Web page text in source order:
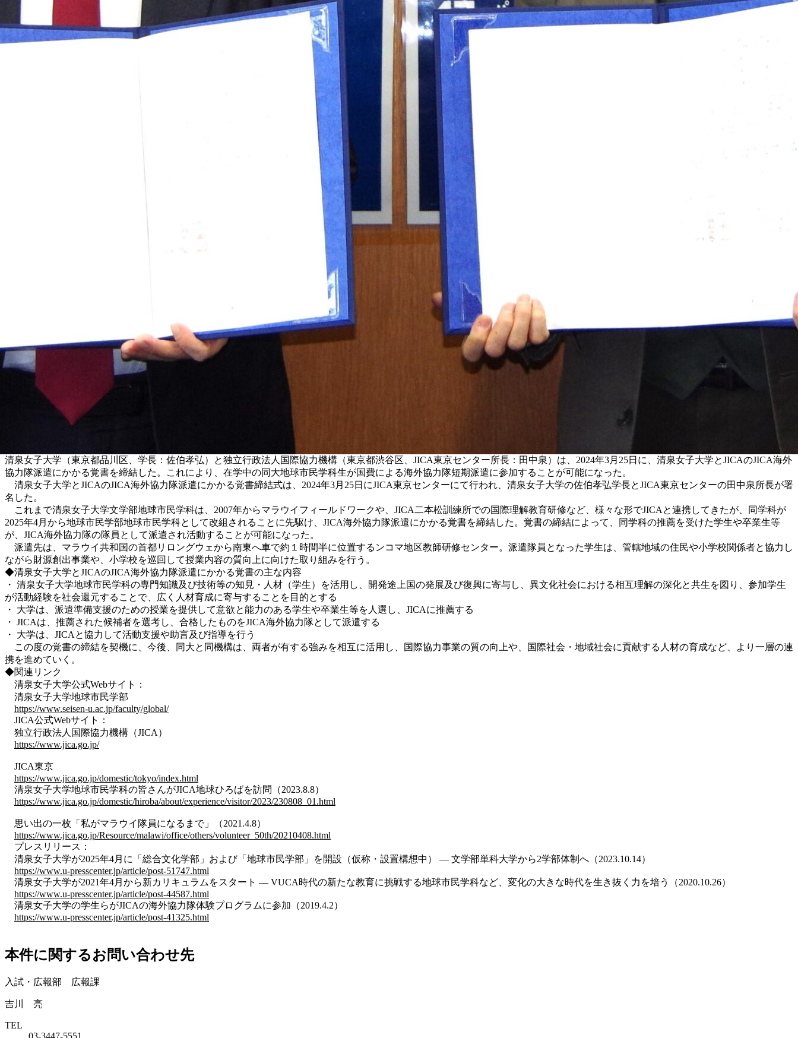
清泉女子大学（東京都品川区、学長：佐伯孝弘）と独立行政法人国際協力機構（東京都渋谷区、JICA東京センター所長：田中泉）は、2024年3月25日に、清泉女子大学とJICAのJICA海外
協力隊派遣にかかる覚書を締結した。これにより、在学中の同大地球市民学科生が国費による海外協力隊短期派遣に参加することが可能になった。
清泉女子大学とJICAのJICA海外協力隊派遣にかかる覚書締結式は、2024年3月25日にJICA東京センターにて行われ、清泉女子大学の佐伯孝弘学長とJICA東京センターの田中泉所長が署
名した。
これまで清泉女子大学文学部地球市民学科は、2007年からマラウイフィールドワークや、JICA二本松訓練所での国際理解教育研修など、様々な形でJICAと連携してきたが、同学科が
2025年4月から地球市民学部地球市民学科として改組されることに先駆け、JICA海外協力隊派遣にかかる覚書を締結した。覚書の締結によって、同学科の推薦を受けた学生や卒業生等
が、JICA海外協力隊の隊員として派遣され活動することが可能になった。
派遣先は、マラウイ共和国の首都リロングウェから南東へ車で約１時間半に位置するンコマ地区教師研修センター。派遣隊員となった学生は、管轄地域の住民や小学校関係者と協力し
ながら財源創出事業や、小学校を巡回して授業内容の質向上に向けた取り組みを行う。
◆清泉女子大学とJICAのJICA海外協力隊派遣にかかる覚書の主な内容
・ 清泉女子大学地球市民学科の専門知識及び技術等の知見・人材（学生）を活用し、開発途上国の発展及び復興に寄与し、異文化社会における相互理解の深化と共生を図り、参加学生
が活動経験を社会還元することで、広く人材育成に寄与することを目的とする
・ 大学は、派遣準備支援のための授業を提供して意欲と能力のある学生や卒業生等を人選し、JICAに推薦する
・ JICAは、推薦された候補者を選考し、合格したものをJICA海外協力隊として派遣する
・ 大学は、JICAと協力して活動支援や助言及び指導を行う
この度の覚書の締結を契機に、今後、同大と同機構は、両者が有する強みを相互に活用し、国際協力事業の質の向上や、国際社会・地域社会に貢献する人材の育成など、より一層の連
携を進めていく。
◆関連リンク
清泉女子大学公式Webサイト：
清泉女子大学地球市民学部
https://www.seisen-u.ac.jp/faculty/global/
JICA公式Webサイト：
独立行政法人国際協力機構（JICA）
https://www.jica.go.jp/
JICA東京
https://www.jica.go.jp/domestic/tokyo/index.html
清泉女子大学地球市民学科の皆さんがJICA地球ひろばを訪問（2023.8.8）
https://www.jica.go.jp/domestic/hiroba/about/experience/visitor/2023/230808_01.html
思い出の一枚「私がマラウイ隊員になるまで」（2021.4.8）
https://www.jica.go.jp/Resource/malawi/office/others/volunteer_50th/20210408.html
プレスリリース：
清泉女子大学が2025年4月に「総合文化学部」および「地球市民学部」を開設（仮称・設置構想中） — 文学部単科大学から2学部体制へ（2023.10.14）
https://www.u-presscenter.jp/article/post-51747.html
清泉女子大学が2021年4月から新カリキュラムをスタート — VUCA時代の新たな教育に挑戦する地球市民学科など、変化の大きな時代を生き抜く力を培う（2020.10.26）
https://www.u-presscenter.jp/article/post-44587.html
清泉女子大学の学生らがJICAの海外協力隊体験プログラムに参加（2019.4.2）
https://www.u-presscenter.jp/article/post-41325.html
本件に関するお問い合わせ先
入試・広報部 広報課
吉川 亮
TEL
03-3447-5551